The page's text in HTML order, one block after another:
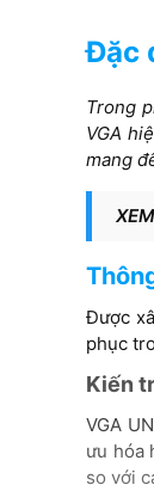
AMD
Cổng
Đặc
Trong
VGA
mang
Được
phục
Kiến
VGA
ưu hóa
so với